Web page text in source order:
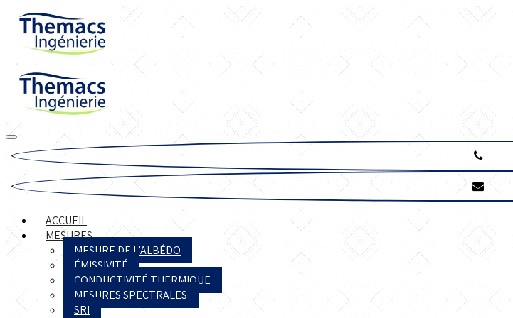
ACCUEIL
MESURES
MESURE DE L’ALBÉDO
ÉMISSIVITÉ
CONDUCTIVITÉ THERMIQUE
MESURES SPECTRALES
SRI